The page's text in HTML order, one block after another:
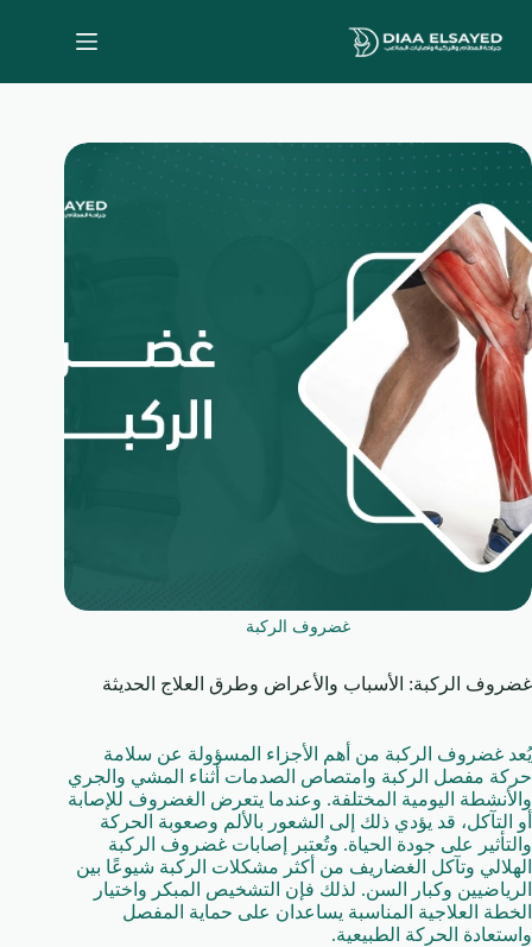
المحتوى
غضروف الركبة
غضروف الركبة: الأسباب والأعراض وطرق العلاج الحديثة
يُعد غضروف الركبة من أهم الأجزاء المسؤولة عن سلامة
حركة مفصل الركبة وامتصاص الصدمات أثناء المشي والجري
والأنشطة اليومية المختلفة. وعندما يتعرض الغضروف للإصابة
أو التآكل، قد يؤدي ذلك إلى الشعور بالألم وصعوبة الحركة
والتأثير على جودة الحياة. وتُعتبر إصابات غضروف الركبة
الهلالي وتآكل الغضاريف من أكثر مشكلات الركبة شيوعًا بين
الرياضيين وكبار السن. لذلك فإن التشخيص المبكر واختيار
الخطة العلاجية المناسبة يساعدان على حماية المفصل
واستعادة الحركة الطبيعية.